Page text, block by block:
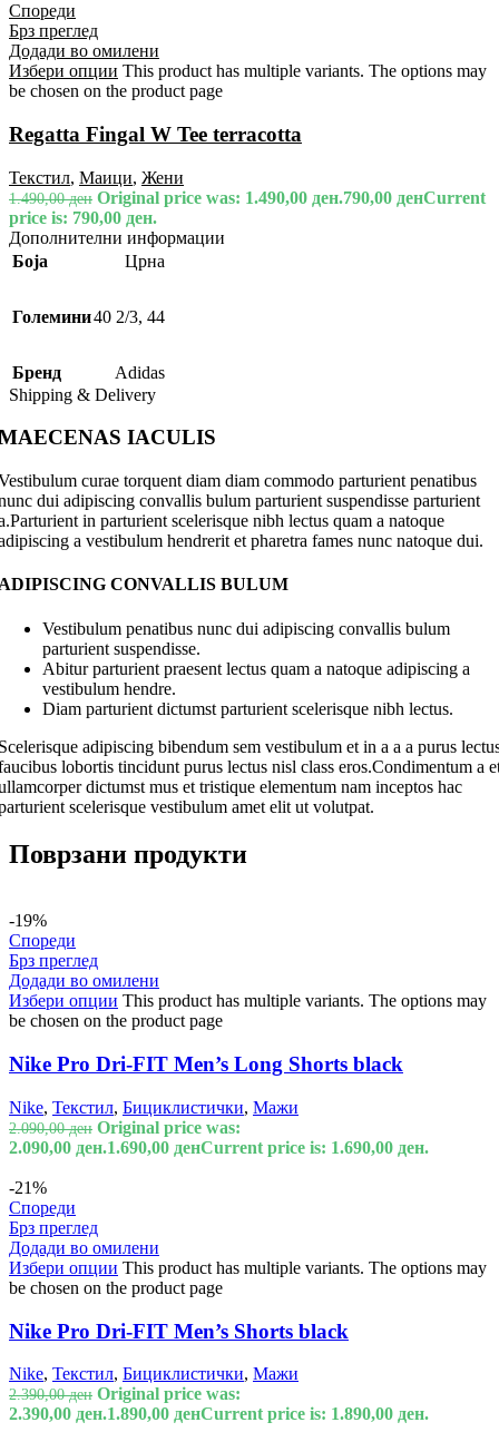
Спореди
Брз преглед
Додади во омилени
Избери опции This product has multiple variants. The options may
be chosen on the product page
Regatta Fingal W Tee terracotta
Текстил, Маици, Жени
1.490,00ден Original price was: 1.490,00 ден.790,00 денCurrent
price is: 790,00 ден.
Дополнителни информации
Боја
Црна
Големини40 2/3, 44
Бренд
Adidas
Shipping & Delivery
IACULIS
curae torquent diam diam commodo parturient penatibus
dui adipiscing convallis bulum parturient suspendisse parturient
in parturient scelerisque nibh lectus quam a natoque
a vestibulum hendrerit et pharetra fames nunc natoque dui.
CONVALLIS BULUM
Vestibulum penatibus nunc dui adipiscing convallis bulum
parturient suspendisse.
Abitur parturient praesent lectus quam a natoque adipiscing a
vestibulum hendre.
Diam parturient dictumst parturient scelerisque nibh lectus.
adipiscing bibendum sem vestibulum et in a a a purus
lobortis tincidunt purus lectus nisl class eros.Condimentum a
dictumst mus et tristique elementum nam inceptos hac
scelerisque vestibulum amet elit ut volutpat.
Поврзани продукти
-19%
Спореди
Брз преглед
Додади во омилени
Избери опции This product has multiple variants. The options may
be chosen on the product page
Nike Pro Dri-FIT Men’s Long Shorts black
Nike, Текстил, Бициклистички, Мажи
2.090,00ден Original price was:
2.090,00 ден.1.690,00 денCurrent price is: 1.690,00 ден.
-21%
Спореди
Брз преглед
Додади во омилени
Избери опции This product has multiple variants. The options may
be chosen on the product page
Nike Pro Dri-FIT Men’s Shorts black
Nike, Текстил, Бициклистички, Мажи
2.390,00ден Original price was:
2.390,00 ден.1.890,00 денCurrent price is: 1.890,00 ден.